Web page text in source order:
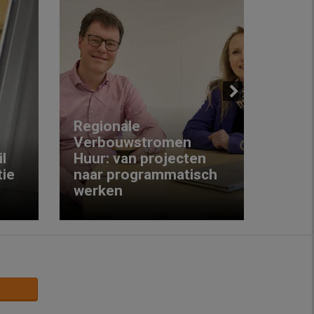
Regionale
Verbouwstromen
Huur: van projecten
naar programmatisch
werken
Next